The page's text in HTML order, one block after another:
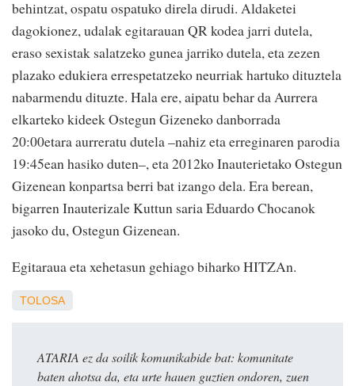
behintzat, ospatu ospatuko direla dirudi. Aldaketei
dagokionez, udalak egitarauan QR kodea jarri dutela,
eraso sexistak salatzeko gunea jarriko dutela, eta zezen
plazako edukiera errespetatzeko neurriak hartuko dituztela
nabarmendu dituzte. Hala ere, aipatu behar da Aurrera
elkarteko kideek Ostegun Gizeneko danborrada
20:00etara aurreratu dutela –nahiz eta erreginaren parodia
19:45ean hasiko duten–, eta 2012ko Inauterietako Ostegun
Gizenean konpartsa berri bat izango dela. Era berean,
bigarren Inauterizale Kuttun saria Eduardo Chocanok
jasoko du, Ostegun Gizenean.
Egitaraua eta xehetasun gehiago biharko HITZAn.
TOLOSA
ATARIA ez da soilik komunikabide bat: komunitate
baten ahotsa da, eta urte hauen guztien ondoren, zuen